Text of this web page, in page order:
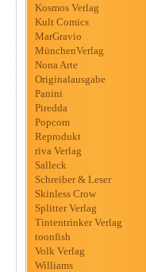
Kosmos Verlag
Kult Comics
MarGravio
MünchenVerlag
Nona Arte
Originalausgabe
Panini
Piredda
Popcom
Reprodukt
riva Verlag
Salleck
Schreiber & Leser
Skinless Crow
Splitter Verlag
Tintentrinker Verlag
toonfish
Volk Verlag
Williams